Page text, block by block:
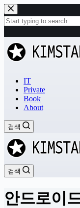
본
문
으
로
건
너
과
없
IT
Private
Book
About
검색
검색
안드로이